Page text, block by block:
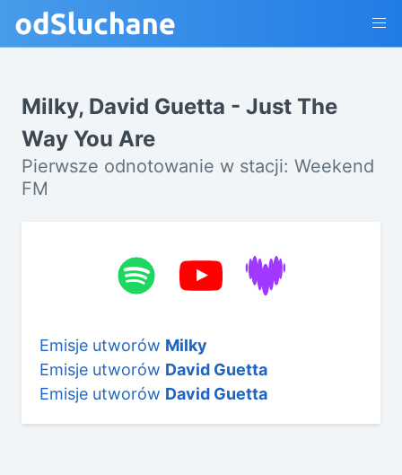
Milky, David Guetta - Just The
Way You Are
Pierwsze odnotowanie w stacji: Weekend
FM
Emisje utworów Milky
Emisje utworów David Guetta
Emisje utworów David Guetta